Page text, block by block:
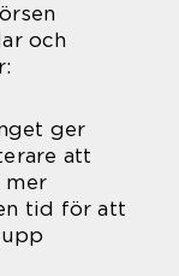
och
ger
att
mer
tid för att